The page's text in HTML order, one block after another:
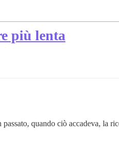
più lenta
quando ciò accadeva, la